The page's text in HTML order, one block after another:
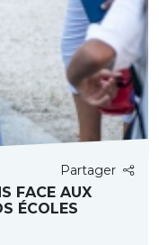
Partager
FACE AUX
ÉCOLES